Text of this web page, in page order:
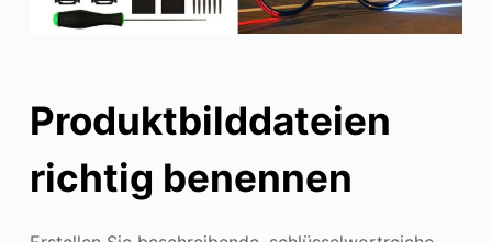
Produktbilddateien
richtig benennen